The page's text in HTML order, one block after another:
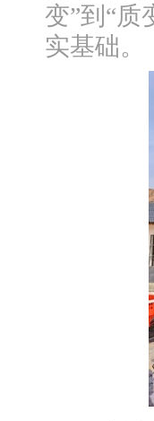
变”到“质
实基础。